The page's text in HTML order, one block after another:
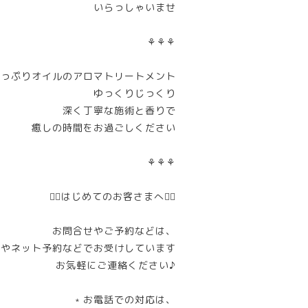
いらっしゃいませ
⚘⚘⚘
ぷりオイルのアロマトリートメント
ゆっくりじっくり
深く丁寧な施術と香りで
癒しの時間をお過ごしください
⚘⚘⚘
❁⃘はじめてのお客さまへ❁⃘
お問合せやご予約などは、
ネット予約などでお受けしています
お気軽にご連絡ください♪
﹡お電話での対応は、